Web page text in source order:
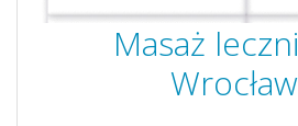
Masaż